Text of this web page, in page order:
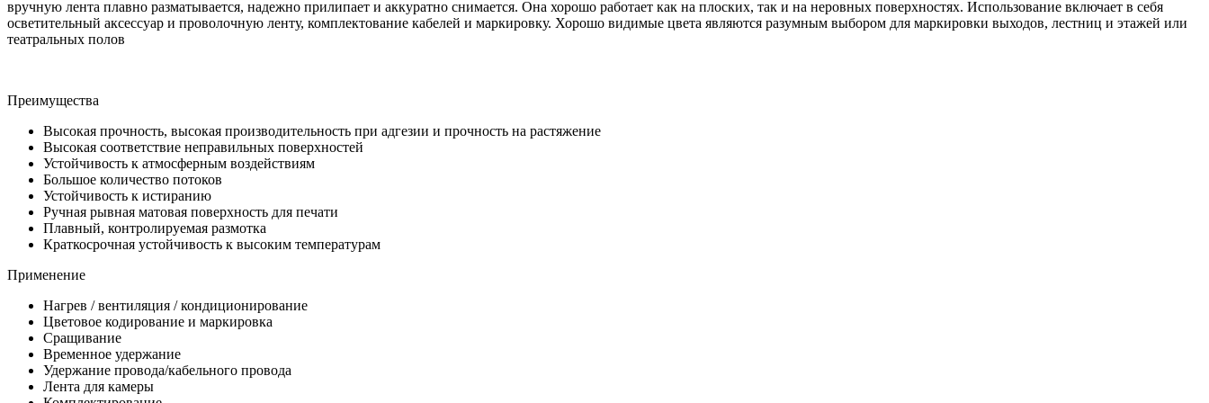
вручную лента плавно разматывается, надежно прилипает и аккуратно снимается. Она хорошо работает как на плоских, так и на неровных поверхностях. Использование включает в себя
осветительный аксессуар и проволочную ленту, комплектование кабелей и маркировку. Хорошо видимые цвета являются разумным выбором для маркировки выходов, лестниц и этажей или
театральных полов
Преимущества
Высокая прочность, высокая производительность при адгезии и прочность на растяжение
Высокая соответствие неправильных поверхностей
Устойчивость к атмосферным воздействиям
Большое количество потоков
Устойчивость к истиранию
Ручная рывная матовая поверхность для печати
Плавный, контролируемая размотка
Краткосрочная устойчивость к высоким температурам
Применение
Нагрев / вентиляция / кондиционирование
Цветовое кодирование и маркировка
Сращивание
Временное удержание
Удержание провода/кабельного провода
Лента для камеры